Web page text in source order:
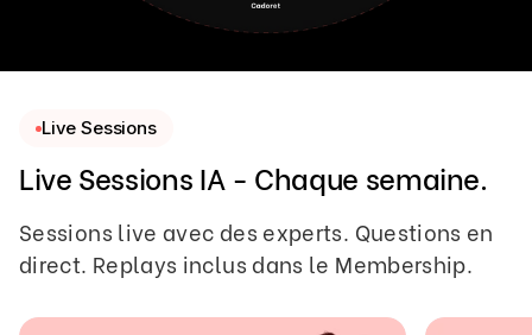
Live Sessions
Live Sessions IA - Chaque semaine.
Sessions live avec des experts. Questions en
direct. Replays inclus dans le Membership.